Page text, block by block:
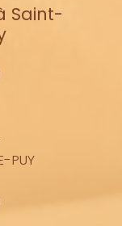
Saint-
PUY